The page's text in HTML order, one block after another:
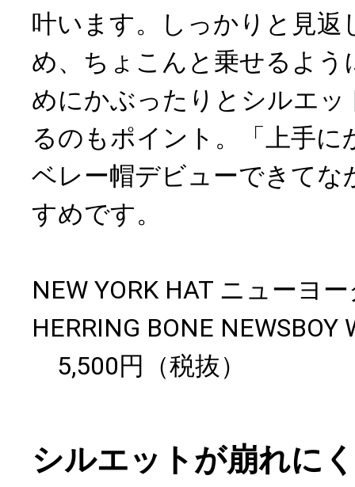
叶います。しっかりと見返
め、ちょこんと乗せるよう
めにかぶったりとシルエッ
るのもポイント。「上手に
ベレー帽デビューできてな
すめです。
NEW YORK HAT ニュー
HERRING BONE
5,500円（税抜）
シルエットが崩れに